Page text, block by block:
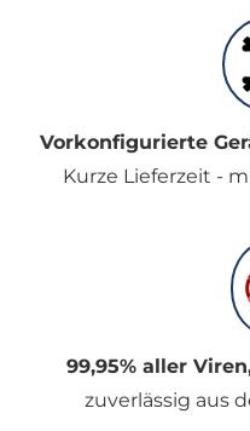
Vorkonfigurierte
Kurze Lieferzeit -
99,95% aller
zuverlässig aus